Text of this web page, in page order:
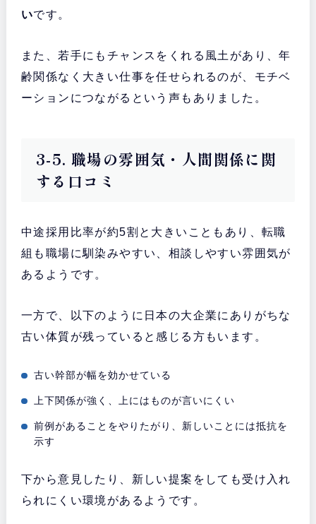
いです。
また、若手にもチャンスをくれる風土があり、年
齢関係なく大きい仕事を任せられるのが、モチベ
ーションにつながるという声もありました。
3-5. 職場の雰囲気・人間関係に関
する口コミ
中途採用比率が約5割と大きいこともあり、転職
組も職場に馴染みやすい、相談しやすい雰囲気が
あるようです。
一方で、以下のように日本の大企業にありがちな
古い体質が残っていると感じる方もいます。
古い幹部が幅を効かせている
上下関係が強く、上にはものが言いにくい
前例があることをやりたがり、新しいことには抵抗を
示す
下から意見したり、新しい提案をしても受け入れ
られにくい環境があるようです。